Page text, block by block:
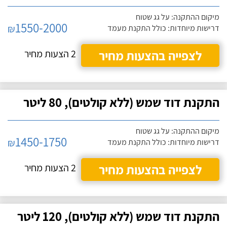
מיקום ההתקנה: על גג שטוח
דרישות מיוחדות: כולל התקנת מעמד
₪1550-2000
לצפייה בהצעות מחיר
2 הצעות מחיר
התקנת דוד שמש (ללא קולטים), 80 ליטר
מיקום ההתקנה: על גג שטוח
דרישות מיוחדות: כולל התקנת מעמד
₪1450-1750
לצפייה בהצעות מחיר
2 הצעות מחיר
התקנת דוד שמש (ללא קולטים), 120 ליטר